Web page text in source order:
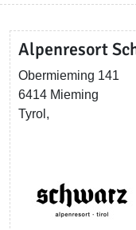
Alpenresort
Obermieming 141
6414 Mieming
Tyrol,